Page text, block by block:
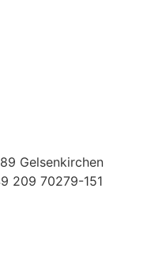
Gelsenkirchen
209 70279-151